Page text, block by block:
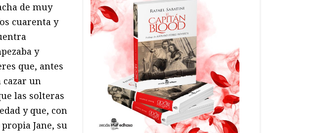
de muy
cuarenta y
y
que, antes
un
las solteras
y que, con
Jane, su